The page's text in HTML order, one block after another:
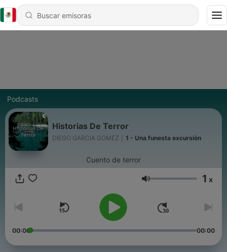
Podcasts
Historias De Terror
DIEGO GARCIA GOMEZ 1 - Una funesta excursión
Cuento de terror
Volumen 1 x
00:00 00:00